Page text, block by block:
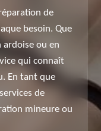
de
besoin. Que
ardoise ou en
qui connaît
En tant que
de
mineure ou